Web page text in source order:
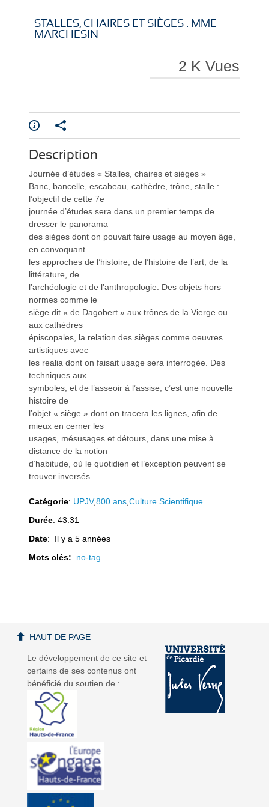
i
e
l
a
v
i
é
i
e
l
a
v
i
é
STALLES, CHAIRES ET SIÈGES : MME
MARCHESIN
2 K Vues
Description
Journée d’études « Stalles, chaires et sièges »
Banc, bancelle, escabeau, cathèdre, trône, stalle :
l’objectif de cette 7e
journée d’études sera dans un premier temps de
dresser le panorama
des sièges dont on pouvait faire usage au moyen âge,
en convoquant
les approches de l’histoire, de l’histoire de l’art, de la
littérature, de
l’archéologie et de l’anthropologie. Des objets hors
normes comme le
siège dit « de Dagobert » aux trônes de la Vierge ou
aux cathèdres
épiscopales, la relation des sièges comme oeuvres
artistiques avec
les realia dont on faisait usage sera interrogée. Des
techniques aux
symboles, et de l’asseoir à l’assise, c’est une nouvelle
histoire de
l’objet « siège » dont on tracera les lignes, afin de
mieux en cerner les
usages, mésusages et détours, dans une mise à
distance de la notion
d’habitude, où le quotidien et l’exception peuvent se
trouver inversés.
Catégorie: UPJV,800 ans ,Culture Scientifique
Durée: 43:31
Date: Il y a 5 années
Mots clés: no-tag
Le développement de ce site et
certains de ses contenus ont
bénéficié du soutien de :
HAUT DE PAGE